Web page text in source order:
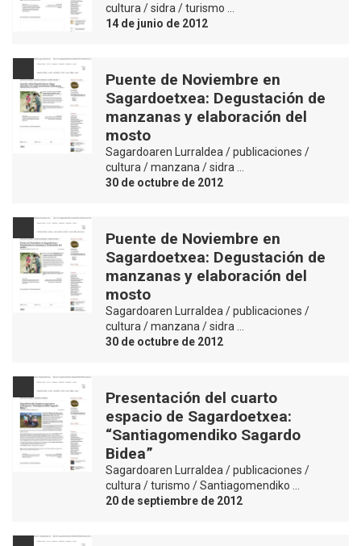
cultura / sidra / turismo …
14 de junio de 2012
Puente de Noviembre en
Sagardoetxea: Degustación de
manzanas y elaboración del
mosto
Sagardoaren Lurraldea / publicaciones /
cultura / manzana / sidra …
30 de octubre de 2012
Puente de Noviembre en
Sagardoetxea: Degustación de
manzanas y elaboración del
mosto
Sagardoaren Lurraldea / publicaciones /
cultura / manzana / sidra …
30 de octubre de 2012
Presentación del cuarto
espacio de Sagardoetxea:
“Santiagomendiko Sagardo
Bidea”
Sagardoaren Lurraldea / publicaciones /
cultura / turismo / Santiagomendiko …
20 de septiembre de 2012